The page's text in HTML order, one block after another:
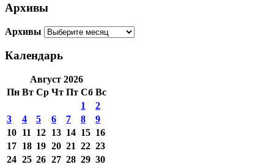
Архивы
Архивы
Календарь
Август 2026
Пн Вт Ср Чт Пт Сб Вс
1
2
3
4 5 6 7 8
9
10 11 12 13 14 15 16
17 18 19 20 21 22 23
24 25 26 27 28 29 30